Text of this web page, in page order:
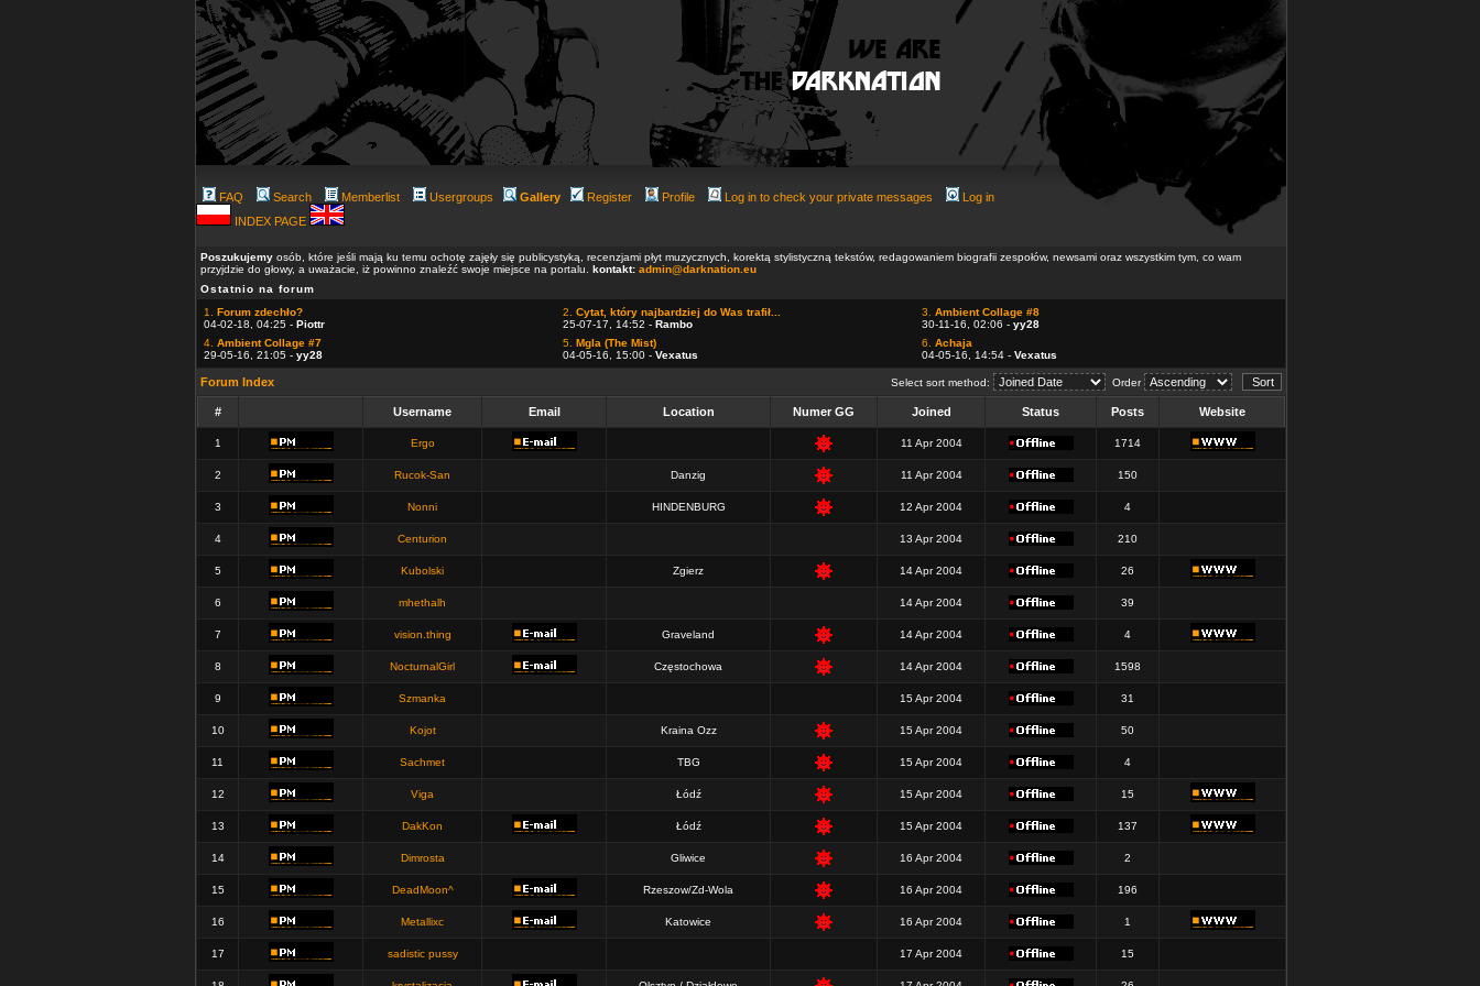
FAQ Search Memberlist Usergroups Gallery Register Profile Log in to check your private messages
Log in
INDEX PAGE
Poszukujemy osób, które jeśli mają ku temu ochotę zajęły się publicystyką, recenzjami płyt muzycznych, korektą stylistyczną tekstów, redagowaniem biografii zespołów, newsami oraz wszystkim tym, co wam
przyjdzie do głowy, a uważacie, iż powinno znaleźć swoje miejsce na portalu. kontakt: admin@darknation.eu
Ostatnio na forum
1. Forum zdechło?
04-02-18, 04:25 - Piottr
2. Cytat, który najbardziej do Was trafił...
25-07-17, 14:52 - Rambo
3. Ambient Collage #8
30-11-16, 02:06 - yy28
4. Ambient Collage #7
29-05-16, 21:05 - yy28
5. Mgla (The Mist)
04-05-16, 15:00 - Vexatus
6. Achaja
04-05-16, 14:54 - Vexatus
Forum Index Select sort method: Order
# Username Email Location Numer GG Joined Status Posts Website
1 Ergo 11 Apr 2004 1714
2 Rucok-San Danzig 11 Apr 2004 150
3 Nonni HINDENBURG 12 Apr 2004 4
4 Centurion 13 Apr 2004 210
5 Kubolski Zgierz 14 Apr 2004 26
6 mhethalh 14 Apr 2004 39
7 vision.thing Graveland 14 Apr 2004 4
8 NocturnalGirl Częstochowa 14 Apr 2004 1598
9 Szmanka 15 Apr 2004 31
10 Kojot Kraina Ozz 15 Apr 2004 50
11 Sachmet TBG 15 Apr 2004 4
12 Viga Łódź 15 Apr 2004 15
13 DakKon Łódź 15 Apr 2004 137
14 Dimrosta Gliwice 16 Apr 2004 2
15 DeadMoon^ Rzeszow/Zd-Wola 16 Apr 2004 196
16 Metallixc Katowice 16 Apr 2004 1
17 sadistic pussy 17 Apr 2004 15